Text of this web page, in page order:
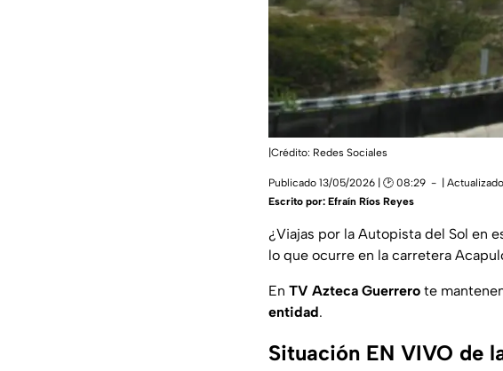
|Crédito: Redes Sociales
Publicado 13/05/2026 | 🕑 08:29 |
Escrito por: Efraín Ríos Reyes
¿Viajas por la Autopista del Sol en
lo que ocurre en la carretera
En TV Azteca Guerrero te
entidad.
Situación EN VIVO de